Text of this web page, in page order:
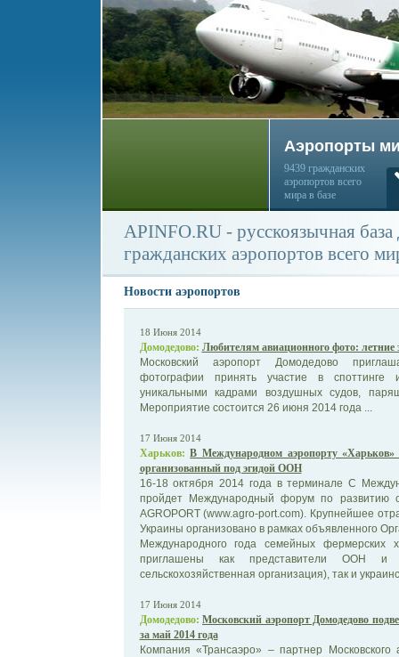
Аэропорты
9439 гражданских
аэропортов всего
мира в базе
APINFO.RU - русскоязычная
гражданских аэропортов всего
Новости аэропортов
18 Июня 2014
Домодедово: Любителям авиационного фото: летние
Московский аэропорт Домодедово
фотографии принять участие в споттинге
уникальными кадрами воздушных судов,
Мероприятие состоится 26 июня 2014 года ...
17 Июня 2014
Харьков: В Международном аэропорту
организованный под эгидой ООН
16-18 октября 2014 года в терминале С
пройдет Международный форум по развитию
AGROPORT (www.agro-port.com). Крупнейшее
Украины организовано в рамках объявленного
Международного года семейных фермерских
приглашены как представители ООН и
сельскохозяйственная организация), так и
17 Июня 2014
Домодедово: Московский аэропорт Домодедово
за май 2014 года
Компания «Трансаэро» – партнер